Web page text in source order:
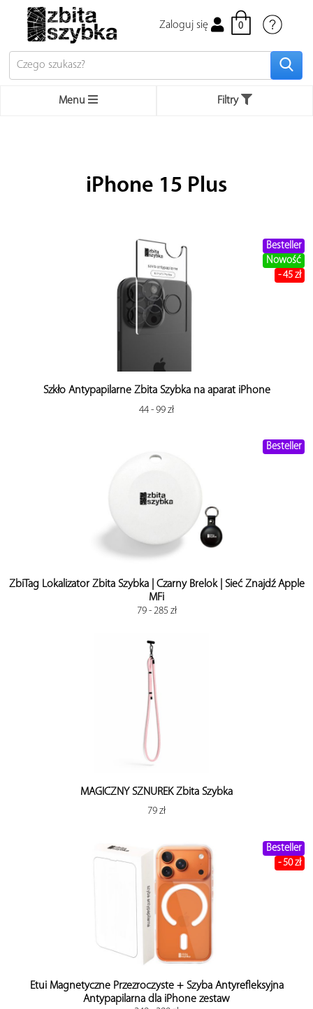
Zaloguj się 0
Menu Filtry
iPhone 15 Plus
Besteller
Nowość
- 45 zł
Szkło Antypapilarne Zbita Szybka na aparat iPhone
44 - 99 zł
Besteller
ZbiTag Lokalizator Zbita Szybka | Czarny Brelok | Sieć Znajdź Apple
MFi
79 - 285 zł
MAGICZNY SZNUREK Zbita Szybka
79 zł
Besteller
- 50 zł
Etui Magnetyczne Przezroczyste + Szyba Antyrefleksyjna
Antypapilarna dla iPhone zestaw